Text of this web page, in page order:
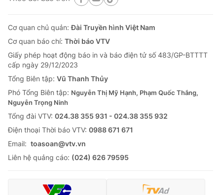
Cơ quan chủ quản:Đài Truyền hình Việt Nam
Cơ quan báo chí: Thời báo VTV
Giấy phép hoạt động báo in và báo điện tử số 483/GP-BTTTT
cấp ngày 29/12/2023
Tổng Biên tập: Vũ Thanh Thủy
Phó Tổng Biên tập: Nguyễn Thị Mỹ Hạnh, Phạm Quốc Thắng,
Nguyễn Trọng Ninh
Tổng đài VTV: 024.38 355 931 - 024.38 355 932
Ðiện thoại Thời báo VTV: 0988 671 671
Email: toasoan@vtv.vn
Liên hệ quảng cáo: (024) 626 79595